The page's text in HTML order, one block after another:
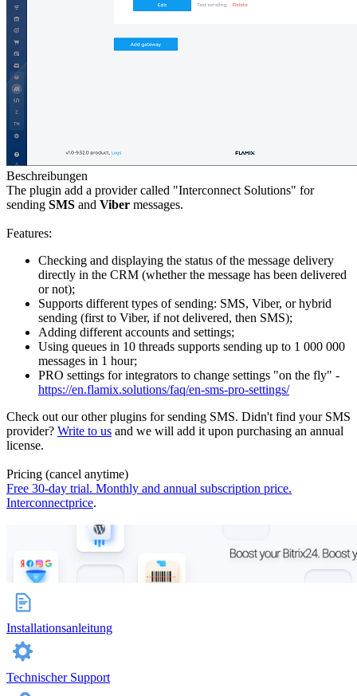
Beschreibungen
The plugin add a provider called "Interconnect Solutions" for
sending SMS and Viber messages.
Features:
Checking and displaying the status of the message delivery
directly in the CRM (whether the message has been delivered
or not);
Supports different types of sending: SMS, Viber, or hybrid
sending (first to Viber, if not delivered, then SMS);
Adding different accounts and settings;
Using queues in 10 threads supports sending up to 1 000 000
messages in 1 hour;
PRO settings for integrators to change settings "on the fly" -
https://en.flamix.solutions/faq/en-sms-pro-settings/
Check out our other plugins for sending SMS. Didn't find your SMS
provider? Write to us and we will add it upon purchasing an annual
license.
Pricing (cancel anytime)
Free 30-day trial. Monthly and annual subscription price.
Interconnectprice.
Installationsanleitung
Technischer Support